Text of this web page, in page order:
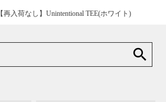
【再入荷なし】Unintentional TEE(ホワイト)
search